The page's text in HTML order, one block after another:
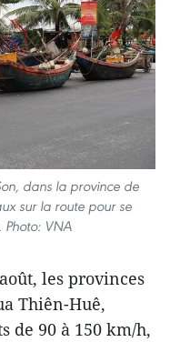
dans la province de
sur la route pour se
VNA
les provinces
Thiên-Huê,
de 90 à 150 km/h,